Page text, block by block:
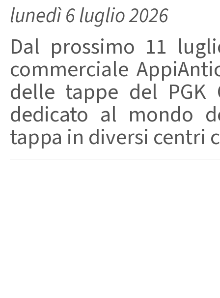
lunedì 6 luglio 2026
Dal prossimo 11
commerciale
delle tappe del
dedicato al mondo
tappa in diversi centri